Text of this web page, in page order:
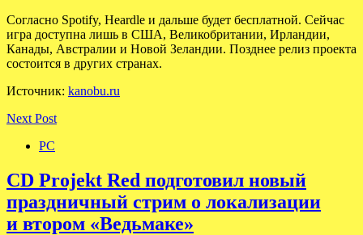
Согласно Spotify, Heardle и дальше будет бесплатной. Сейчас
игра доступна лишь в США, Великобритании, Ирландии,
Канады, Австралии и Новой Зеландии. Позднее релиз проекта
состоится в других странах.
Источник: kanobu.ru
Next Post
PC
CD Projekt Red подготовил новый
праздничный стрим о локализации
и втором «Ведьмаке»